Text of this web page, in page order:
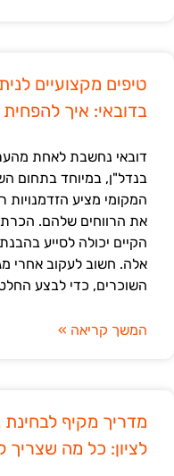
טיפים מקצועיים
בדובאי: איך להפחית
דובאי נחשבת לאחת
בנדל"ן, במיוחד בתחום
המקומי מציע הזדמנויות
את הרווחים שלהם. הכרת
הקיים יכולה לסייע
אלה. חשוב לעקוב אחרי
השוכרים, כדי לבצע
המשך קריאה »
מדריך מקיף לבחינת
לציון: כל מה שצריך